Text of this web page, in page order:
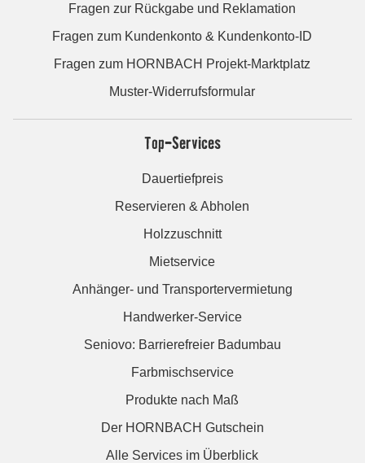
Fragen zur Rückgabe und Reklamation
Fragen zum Kundenkonto & Kundenkonto-ID
Fragen zum HORNBACH Projekt-Marktplatz
Muster-Widerrufsformular
Top-Services
Dauertiefpreis
Reservieren & Abholen
Holzzuschnitt
Mietservice
Anhänger- und Transportervermietung
Handwerker-Service
Seniovo: Barrierefreier Badumbau
Farbmischservice
Produkte nach Maß
Der HORNBACH Gutschein
Alle Services im Überblick